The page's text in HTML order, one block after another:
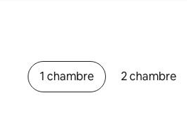
1 chambre 2 chambre